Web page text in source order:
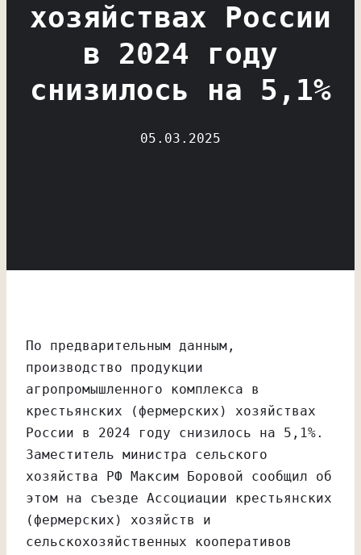
хозяйствах России
в 2024 году
снизилось на 5,1%
05.03.2025
По предварительным данным,
производство продукции
агропромышленного комплекса в
крестьянских (фермерских) хозяйствах
России в 2024 году снизилось на 5,1%.
Заместитель министра сельского
хозяйства РФ Максим Боровой сообщил об
этом на съезде Ассоциации крестьянских
(фермерских) хозяйств и
сельскохозяйственных кооперативов